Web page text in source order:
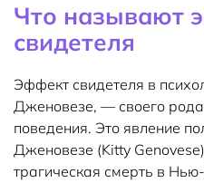
Что называют
свидетеля
Эффект свидетеля в
Дженовезе, — своего
поведения. Это явление
Дженовезе (Kitty
трагическая смерть в